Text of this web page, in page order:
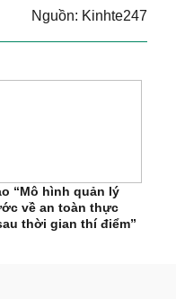
Nguồn: Kinhte247
“Mô hình quản lý
về an toàn thực
thời gian thí điểm”